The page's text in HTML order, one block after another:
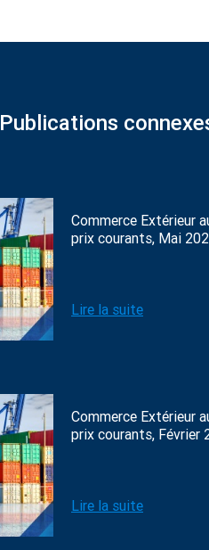
Publications
Commerce Extérieur
prix courants, Mai
Lire la suite
Commerce Extérieur
prix courants, Février
Lire la suite